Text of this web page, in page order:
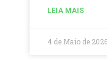
LEIA MAIS
4 de Maio de 2026